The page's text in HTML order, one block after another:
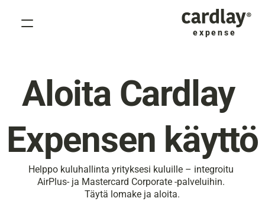
expense
Miksi Cardlay Expense?
Ratkaisut
Asiakkaat
Resurssit
Hinnoittelu
Tietoa
Varaa esittely
Select Language
Aloita Cardlay
Expensen käyttö
Helppo kuluhallinta yrityksesi kuluille – integroitu
AirPlus- ja Mastercard Corporate -palveluihin.
Täytä lomake ja aloita.